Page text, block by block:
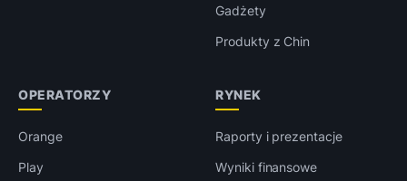
Gadżety
Produkty z Chin
OPERATORZY
Orange
Play
RYNEK
Raporty i prezentacje
Wyniki finansowe